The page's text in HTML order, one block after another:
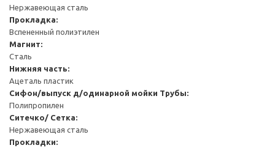
Нержавеющая сталь
Прокладка:
Вспененный полиэтилен
Магнит:
Сталь
Нижняя часть:
Ацеталь пластик
Сифон/выпуск д/одинарной мойки Трубы:
Полипропилен
Ситечко/ Сетка:
Нержавеющая сталь
Прокладки: